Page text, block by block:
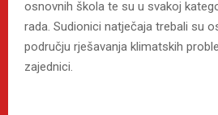
osnovnih škola te su u svakoj
rada. Sudionici natječaja trebali su
području rješavanja klimatskih
zajednici.